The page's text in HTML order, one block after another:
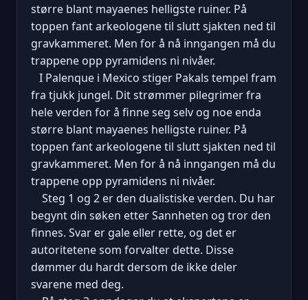
større blant mayaenes helligste ruiner. På
toppen fant arkeologene til slutt sjakten ned til
gravkammeret. Men for å nå inngangen må du
trappene opp pyramidens ni nivåer.
I Palenque i Mexico stiger Pakals tempel fram
fra tjukk jungel. Dit strømmer pilegrimer fra
hele verden for å finne seg selv og noe enda
større blant mayaenes helligste ruiner. På
toppen fant arkeologene til slutt sjakten ned til
gravkammeret. Men for å nå inngangen må du
trappene opp pyramidens ni nivåer.
Steg 1 og 2 er den dualistiske verden. Du har
begynt din søken etter Sannheten og tror den
finnes. Svar er gale eller rette, og det er
autoritetene som forvalter dette. Disse
dømmer du hardt dersom de ikke deler
svarene med deg.